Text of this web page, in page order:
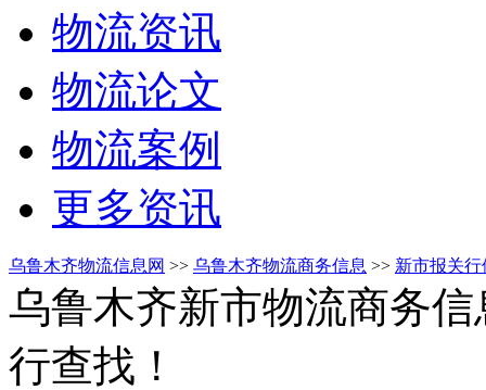
物流资讯
物流论文
物流案例
更多资讯
乌鲁木齐物流信息网 >> 乌鲁木齐物流商务信息 >> 新市报关
乌鲁木齐新市物流商务信
行查找！